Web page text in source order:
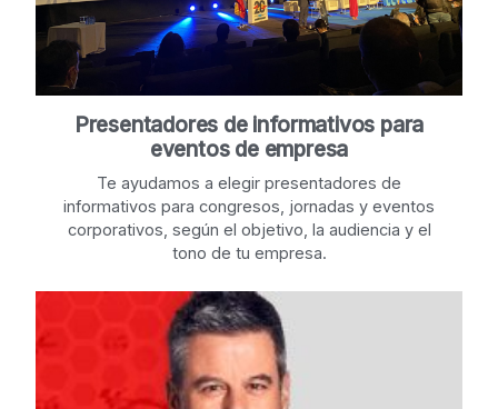
Presentadores de informativos para
eventos de empresa
Te ayudamos a elegir presentadores de
informativos para congresos, jornadas y eventos
corporativos, según el objetivo, la audiencia y el
tono de tu empresa.